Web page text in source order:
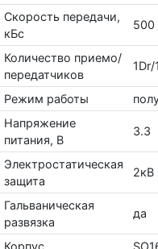
Скорость передачи,
кБс
500
Количество приемо/
передатчиков
1Dr/
Режим работы
Напряжение
питания, В
3.3
Электростатическая
защита
2кВ
Гальваническая
развязка
да
Корпус